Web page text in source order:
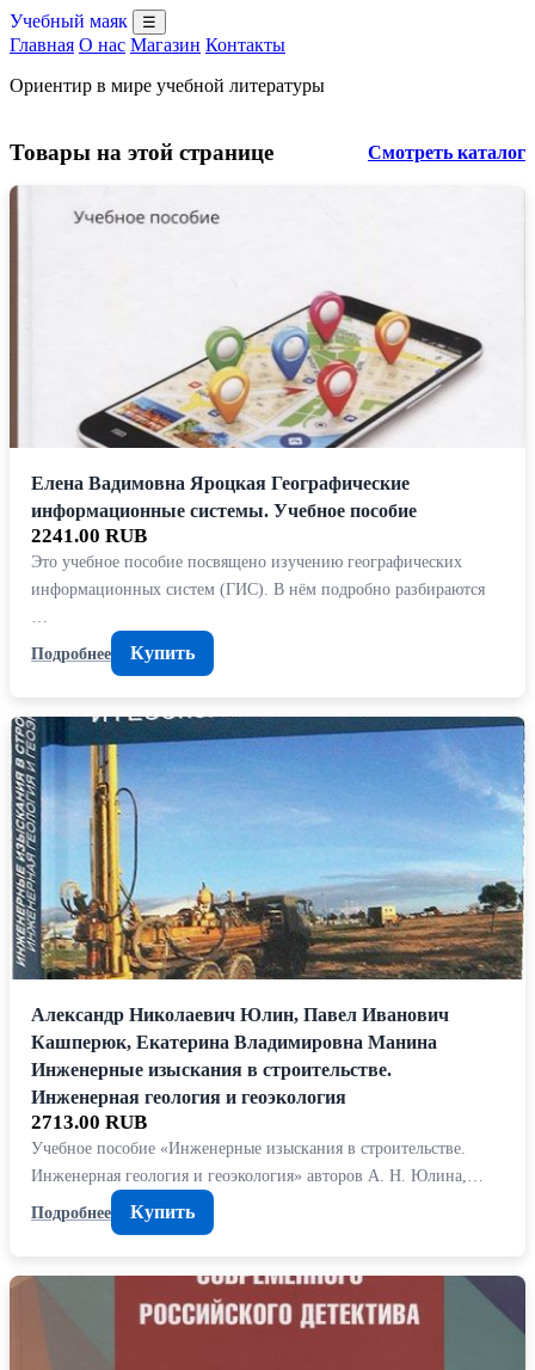
Учебный маяк ☰
Главная О нас Магазин Контакты
Ориентир в мире учебной литературы
Товары на этой странице Смотреть каталог
Елена Вадимовна Яроцкая Географические
информационные системы. Учебное пособие
2241.00 RUB
Это учебное пособие посвящено изучению географических
информационных систем (ГИС). В нём подробно разбираются
Подробнее
Купить
Александр Николаевич Юлин, Павел Иванович
Кашперюк, Екатерина Владимировна Манина
Инженерные изыскания в строительстве.
Инженерная геология и геоэкология
2713.00 RUB
Учебное пособие «Инженерные изыскания в строительстве.
Инженерная геология и геоэкология» авторов А. Н. Юлина,…
Подробнее
Купить